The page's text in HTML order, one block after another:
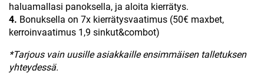
haluamallasi panoksella, ja aloita kierrätys.
4. Bonuksella on 7x kierrätysvaatimus (50€ maxbet,
kerroinvaatimus 1,9 sinkut&combot)
*Tarjous vain uusille asiakkaille ensimmäisen talletuksen
yhteydessä.